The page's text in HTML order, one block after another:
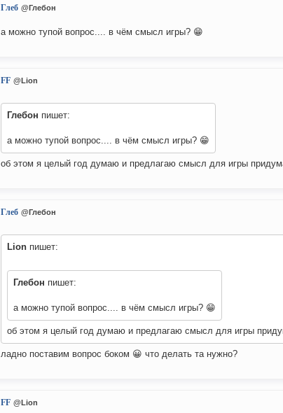
Глеб @Глебон
а можно тупой вопрос.... в чём смысл игры? 😁
FF @Lion
Глебон пишет:
а можно тупой вопрос.... в чём смысл игры? 😁
об этом я целый год думаю и предлагаю смысл для игры
Глеб @Глебон
Lion пишет:
Глебон пишет:
а можно тупой вопрос.... в чём смысл игры? 😁
об этом я целый год думаю и предлагаю смысл для игры
ладно поставим вопрос боком 😀 что делать та нужно?
FF @Lion